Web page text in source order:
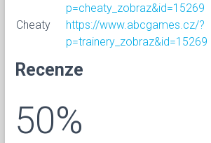
p=cheaty_zobraz&id=15269
Cheaty
https://www.abcgames.cz/?
p=trainery_zobraz&id=15269
Recenze
50%